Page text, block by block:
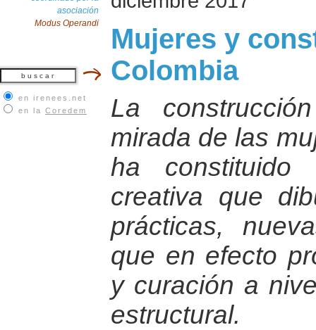
asociación
Modus Operandi
en irenees.net
en la Coredem
Mujeres y
Colombia
La
mirada de las
ha constituido
creativa que
prácticas,
que en efecto
y curación a
estructural.